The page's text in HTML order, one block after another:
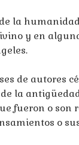
la
y en
de autores
la
fueron o son
o